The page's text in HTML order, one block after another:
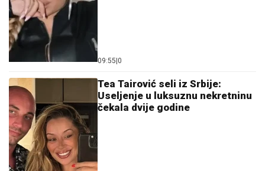
09:55 0
Tea Tairović seli iz Srbije:
Useljenje u luksuznu nekretninu
čekala dvije godine